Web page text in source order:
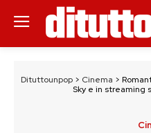
Dituttounpop > Cinema >
Sky e in streaming